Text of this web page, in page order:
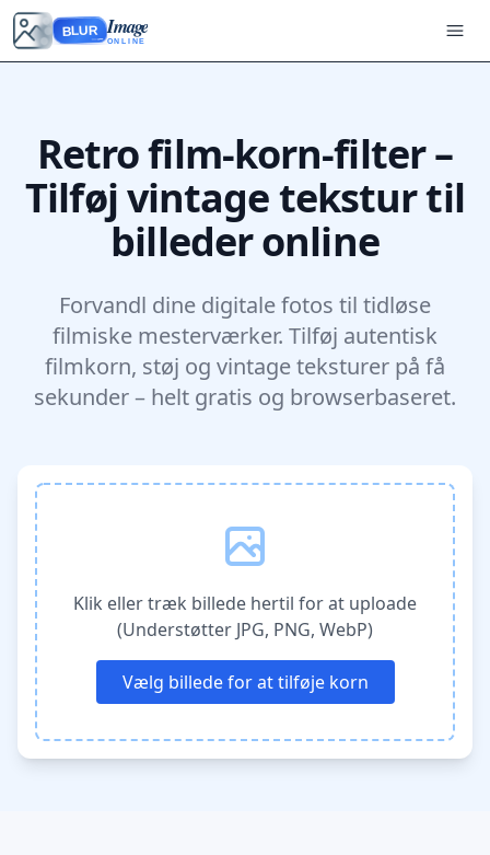
BLUR Image
ONLINE
Retro film-korn-filter –
Tilføj vintage tekstur til
billeder online
Forvandl dine digitale fotos til tidløse
filmiske mesterværker. Tilføj autentisk
filmkorn, støj og vintage teksturer på få
sekunder – helt gratis og browserbaseret.
Klik eller træk billede hertil for at uploade
(Understøtter JPG, PNG, WebP)
Vælg billede for at tilføje korn